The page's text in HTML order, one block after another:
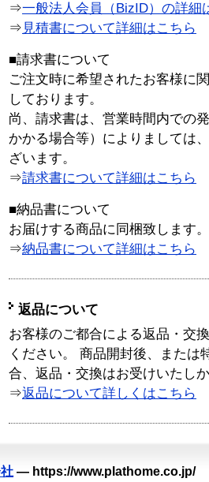
⇒一般法人会員（BizID）の詳細
⇒ 見積書について詳細はこちら
■請求書について
ご注文時に希望されたお客様に
しております。
尚、請求書は、営業時間内での
かかる場合等）によりましては
ざいます。
⇒請求書について詳細はこちら
■納品書について
お届けする商品に同梱致します。
⇒納品書について詳細はこちら
返品について
お客様のご都合による返品・交
ください。 商品開封後、または
合、返品・交換はお受けいたし
⇒返品について詳しくはこちら
— https://www.plathome.co.jp/